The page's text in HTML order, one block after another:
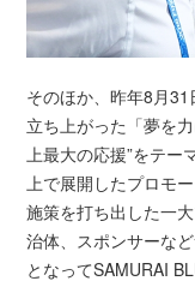
そのほか、昨年8月
立ち上がった「夢を
上最大の応援”をテ
上で展開したプロモ
施策を打ち出した一
治体、スポンサーな
となってSAMURAI